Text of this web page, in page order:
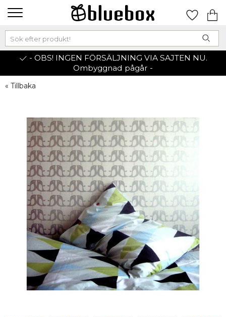
- OBS! INGEN FÖRSÄLJNING VIA SAJTEN NU.
Ombyggnad pågår -
« Tillbaka